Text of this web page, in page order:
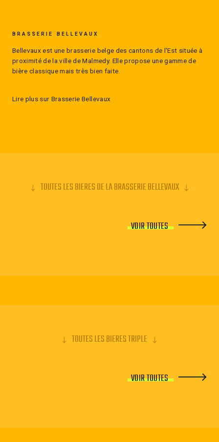
BRASSERIE BELLEVAUX
Bellevaux est une brasserie belge des cantons de l'Est située à
proximité de la ville de Malmedy. Elle propose une gamme de
bière classique mais très bien faite.
Lire plus sur Brasserie Bellevaux
TOUTES LES BIERES DE LA BRASSERIE BELLEVAUX
VOIR TOUTES
TOUTES LES BIERES TRIPLE
VOIR TOUTES